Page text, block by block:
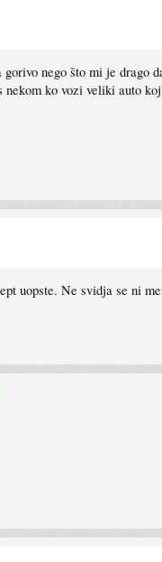
nego što mi je drago
nekom ko vozi veliki auto
uopste. Ne svidja se ni